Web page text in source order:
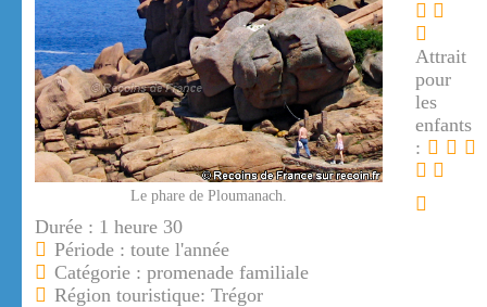
Le phare de Ploumanach.
Attrait
pour
les
enfants
:
Durée : 1 heure 30
Période : toute l'année
Catégorie : promenade familiale
Région touristique: Trégor